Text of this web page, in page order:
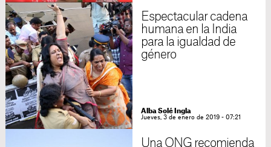
Espectacular cadena
humana en la India
para la igualdad de
género
Alba Solé Ingla
Jueves, 3 de enero de 2019 - 07:21
Una ONG recomienda